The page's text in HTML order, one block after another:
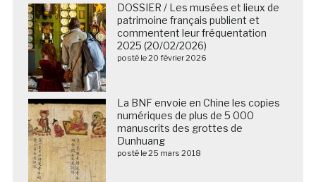
DOSSIER / Les musées et lieux de
patrimoine français publient et
commentent leur fréquentation
2025 (20/02/2026)
posté le 20 février 2026
La BNF envoie en Chine les copies
numériques de plus de 5 000
manuscrits des grottes de
Dunhuang
posté le 25 mars 2018